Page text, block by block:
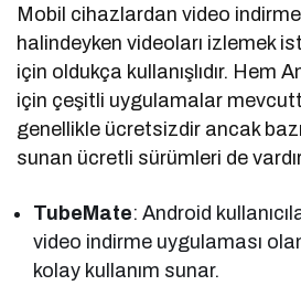
Mobil cihazlardan video
halindeyken videoları izlemek
için oldukça kullanışlıdır. Hem
için çeşitli uygulamalar
genellikle ücretsizdir ancak
sunan ücretli sürümleri de
TubeMate: Android
video indirme uygulaması
kolay kullanım sunar.